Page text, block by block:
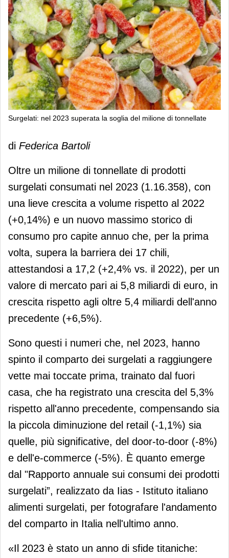
Surgelati: nel 2023 superata la soglia del milione di tonnellate
Surgelati: nel 2023 superata la soglia
del milione di tonnellate
di Federica Bartoli
Oltre un milione di tonnellate di prodotti
surgelati consumati nel 2023 (1.16.358), con
una lieve crescita a volume rispetto al 2022
(+0,14%) e un nuovo massimo storico di
consumo pro capite annuo che, per la prima
volta, supera la barriera dei 17 chili,
attestandosi a 17,2 (+2,4% vs. il 2022), per un
valore di mercato pari ai 5,8 miliardi di euro, in
crescita rispetto agli oltre 5,4 miliardi dell'anno
precedente (+6,5%).
Sono questi i numeri che, nel 2023, hanno
spinto il comparto dei surgelati a raggiungere
vette mai toccate prima, trainato dal fuori
casa, che ha registrato una crescita del 5,3%
rispetto all'anno precedente, compensando sia
la piccola diminuzione del retail (-1,1%) sia
quelle, più significative, del door-to-door (-8%)
e dell'e-commerce (-5%). È quanto emerge
dal "Rapporto annuale sui consumi dei prodotti
surgelati”, realizzato da Iias - Istituto italiano
alimenti surgelati, per fotografare l'andamento
del comparto in Italia nell'ultimo anno.
«Il 2023 è stato un anno di sfide titaniche: